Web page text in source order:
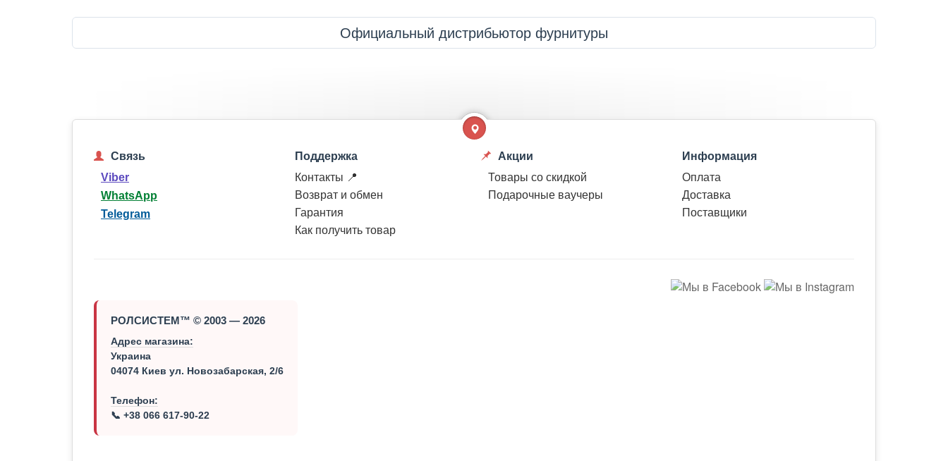
Официальный дистрибьютор фурнитуры
Связь
Viber
WhatsApp
Telegram
Поддержка
Контакты 📍
Возврат и обмен
Гарантия
Как получить товар
Акции
Товары со скидкой
Подарочные ваучеры
Информация
Оплата
Доставка
Поставщики
РОЛСИСТЕМ™ © 2003 — 2026
Адрес магазина:
Украина
04074 Киев ул. Новозабарская, 2/6
Телефон:
📞 +38 066 617-90-22